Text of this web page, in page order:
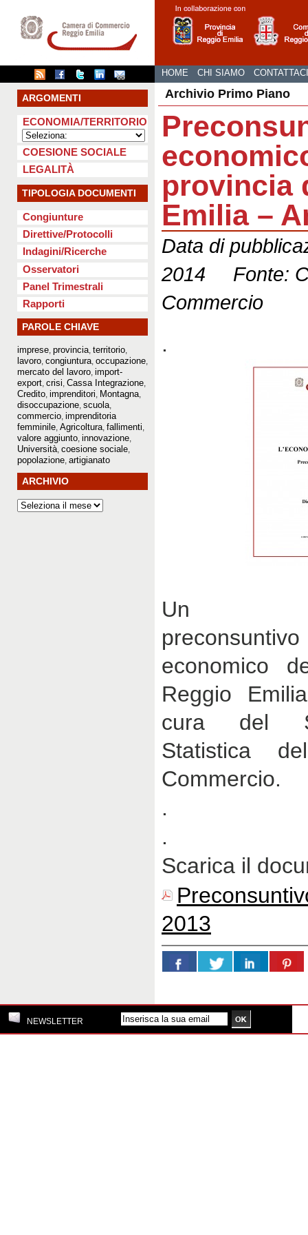
HOME CHI SIAMO CONTATTACI
ARGOMENTI
ECONOMIA/TERRITORIO
COESIONE SOCIALE
LEGALITÀ
TIPOLOGIA DOCUMENTI
Congiunture
Direttive/Protocolli
Indagini/Ricerche
Osservatori
Panel Trimestrali
Rapporti
PAROLE CHIAVE
imprese provincia territorio
lavoro congiuntura occupazione
mercato del lavoro import-
export crisi Cassa Integrazione
Credito imprenditori Montagna
disoccupazione scuola
commercio imprenditoria
femminile Agricoltura fallimenti
valore aggiunto innovazione
Università coesione sociale
popolazione artigianato
ARCHIVIO
Archivio Primo Piano
provincia
Emilia –
Data di
2014 Fonte:
Commercio
.
Un
economico
Reggio
cura del
Statistica
Commercio.
.
.
Scarica il
2013
NEWSLETTER